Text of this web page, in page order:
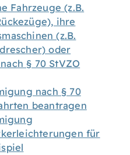
Fahrzeuge (z.B.
ihre
(z.B.
oder
§ 70 StVZO
nach § 70
beantragen
für